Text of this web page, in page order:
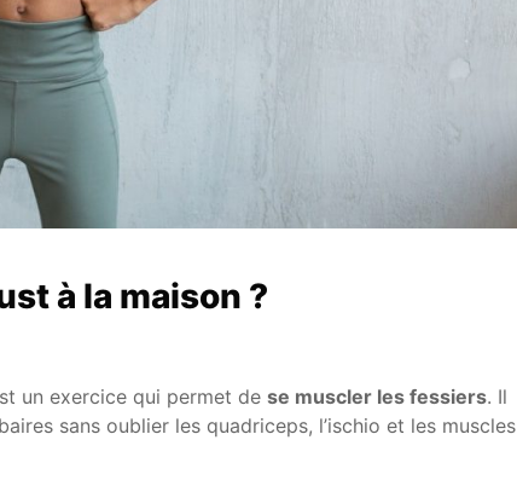
à la maison ?
un exercice qui permet de se muscler les fessiers. Il
sans oublier les quadriceps, l’ischio et les muscles